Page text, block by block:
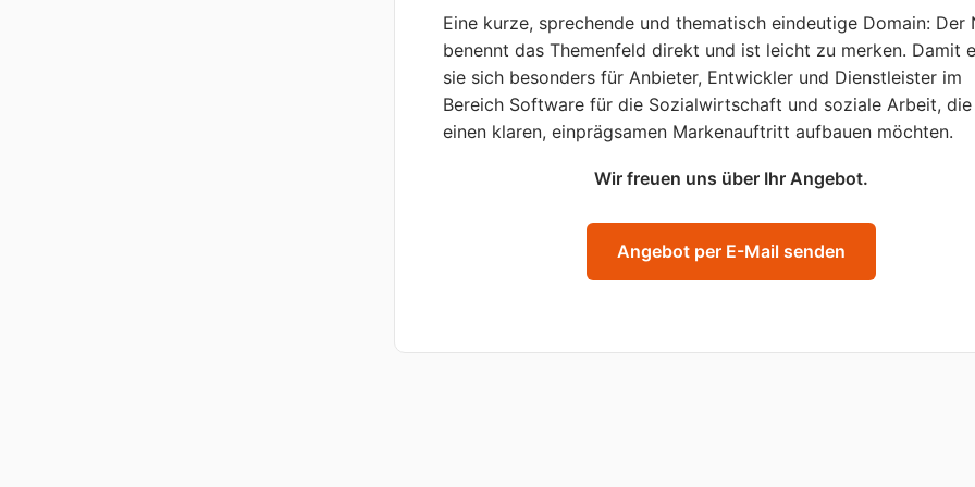
Eine kurze, sprechende und thematisch eindeutige Domain: Der
benennt das Themenfeld direkt und ist leicht zu merken. Damit
sie sich besonders für Anbieter, Entwickler und Dienstleister im
Bereich Software für die Sozialwirtschaft und soziale Arbeit, die
einen klaren, einprägsamen Markenauftritt aufbauen möchten.
Wir freuen uns über Ihr Angebot.
Angebot per E-Mail senden